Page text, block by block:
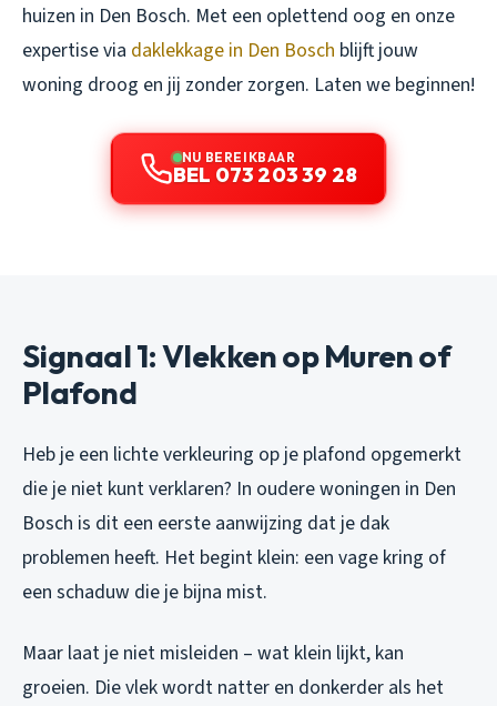
huizen in Den Bosch. Met een oplettend oog en onze
expertise via daklekkage in Den Bosch blijft jouw
woning droog en jij zonder zorgen. Laten we beginnen!
NU BEREIKBAAR
BEL 073 203 39 28
Signaal 1: Vlekken op Muren of
Plafond
Heb je een lichte verkleuring op je plafond opgemerkt
die je niet kunt verklaren? In oudere woningen in Den
Bosch is dit een eerste aanwijzing dat je dak
problemen heeft. Het begint klein: een vage kring of
een schaduw die je bijna mist.
Maar laat je niet misleiden – wat klein lijkt, kan
groeien. Die vlek wordt natter en donkerder als het